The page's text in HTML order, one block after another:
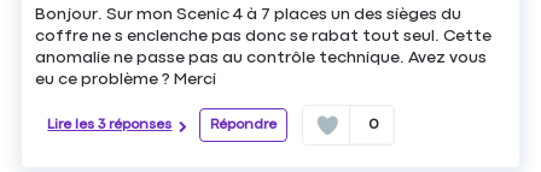
Bonjour. Sur mon Scenic 4 à 7 places un des sièges du
coffre ne s enclenche pas donc se rabat tout seul. Cette
anomalie ne passe pas au contrôle technique. Avez vous
eu ce problème ? Merci
Lire les 3 réponses Répondre 0